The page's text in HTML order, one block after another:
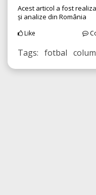
Acest articol a fost
și analize din România
Like
Tags: fotbal